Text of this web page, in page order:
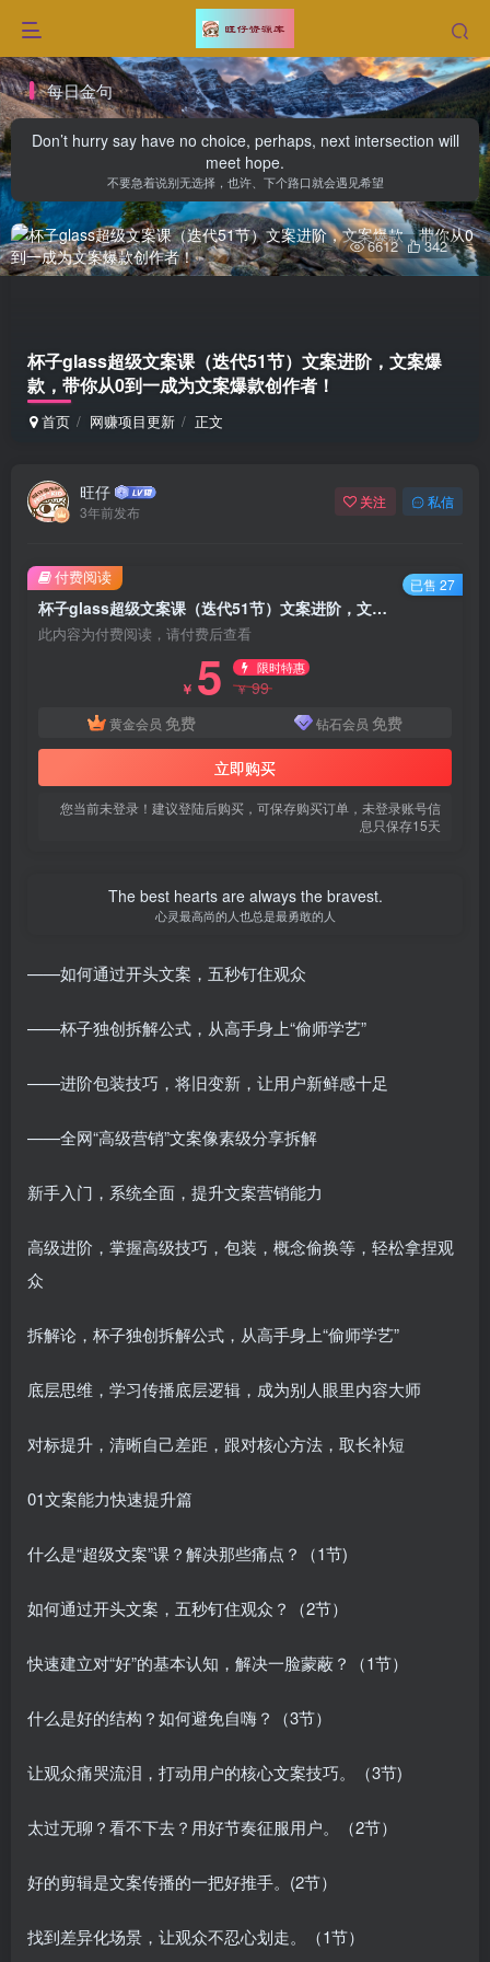
每日金句
Don’t hurry say have no choice, perhaps, next intersection will
meet hope.
不要急着说别无选择，也许、下个路口就会遇见希望
杯子glass超级文案课（迭代51节）文案进阶，文案爆
款，带你从0到一成为文案爆款创作者！
首页 网赚项目更新 正文
6612 342
旺仔
3年前发布
关注 私信
杯子glass超级文案课（迭代51节）文案进阶，文案爆款，带你从0到一成为文案爆款创作者！
此内容为付费阅读，请付费后查看
￥ 5 限时特惠
￥99
黄金会员 免费 钻石会员 免费
立即购买
您当前未登录！建议登陆后购买，可保存购买订单，未登录账号信
息只保存15天
付费阅读 已售 27
The best hearts are always the bravest.
心灵最高尚的人也总是最勇敢的人
——如何通过开头文案，五秒钉住观众
——杯子独创拆解公式，从高手身上“偷师学艺”
——进阶包装技巧，将旧变新，让用户新鲜感十足
——全网“高级营销”文案像素级分享拆解
新手入门，系统全面，提升文案营销能力
高级进阶，掌握高级技巧，包装，概念偷换等，轻松拿捏观
众
拆解论，杯子独创拆解公式，从高手身上“偷师学艺”
底层思维，学习传播底层逻辑，成为别人眼里内容大师
对标提升，清晰自己差距，跟对核心方法，取长补短
01文案能力快速提升篇
什么是“超级文案”课？解决那些痛点？（1节)
如何通过开头文案，五秒钉住观众？（2节）
快速建立对“好”的基本认知，解决一脸蒙蔽？（1节）
什么是好的结构？如何避免自嗨？（3节）
让观众痛哭流泪，打动用户的核心文案技巧。（3节)
太过无聊？看不下去？用好节奏征服用户。（2节）
好的剪辑是文案传播的一把好推手。(2节）
找到差异化场景，让观众不忍心划走。（1节）